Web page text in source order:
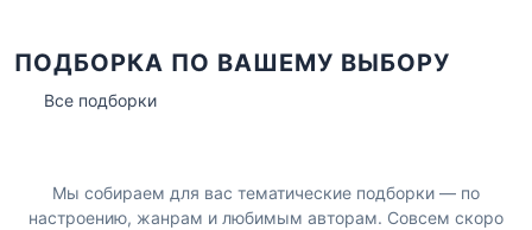
ПОДБОРКА ПО ВАШЕМУ ВЫБОРУ
Все подборки
Мы собираем для вас тематические подборки — по
настроению, жанрам и любимым авторам. Совсем скоро